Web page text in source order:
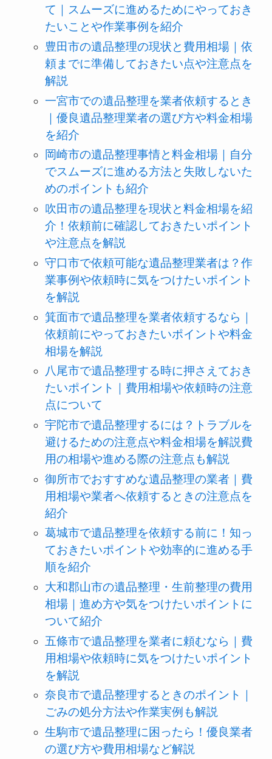
て｜スムーズに進めるためにやっておき
たいことや作業事例を紹介
豊田市の遺品整理の現状と費用相場｜依
頼までに準備しておきたい点や注意点を
解説
一宮市での遺品整理を業者依頼するとき
｜優良遺品整理業者の選び方や料金相場
を紹介
岡崎市の遺品整理事情と料金相場｜自分
でスムーズに進める方法と失敗しないた
めのポイントも紹介
吹田市の遺品整理を現状と料金相場を紹
介！依頼前に確認しておきたいポイント
や注意点を解説
守口市で依頼可能な遺品整理業者は？作
業事例や依頼時に気をつけたいポイント
を解説
箕面市で遺品整理を業者依頼するなら｜
依頼前にやっておきたいポイントや料金
相場を解説
八尾市で遺品整理する時に押さえておき
たいポイント｜費用相場や依頼時の注意
点について
宇陀市で遺品整理するには？トラブルを
避けるための注意点や料金相場を解説費
用の相場や進める際の注意点も解説
御所市でおすすめな遺品整理の業者｜費
用相場や業者へ依頼するときの注意点を
紹介
葛城市で遺品整理を依頼する前に！知っ
ておきたいポイントや効率的に進める手
順を紹介
大和郡山市の遺品整理・生前整理の費用
相場｜進め方や気をつけたいポイントに
ついて紹介
五條市で遺品整理を業者に頼むなら｜費
用相場や依頼時に気をつけたいポイント
を解説
奈良市で遺品整理するときのポイント｜
ごみの処分方法や作業実例も解説
生駒市で遺品整理に困ったら！優良業者
の選び方や費用相場など解説